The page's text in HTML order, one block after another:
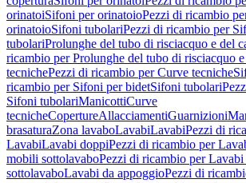
orinatoiSifoni per orinatoioPezzi di ricambio
orinatoioSifoni tubolariPezzi di ricambio per
tubolariProlunghe del tubo di risciacquo e del
ricambio per Prolunghe del tubo di risciacquo
tecnichePezzi di ricambio per Curve tecniche
ricambio per Sifoni per bidetSifoni tubolari
Sifoni tubolariManicottiCurve
tecnicheCopertureAllacciamentiGuarnizioni
brasaturaZona lavaboLavabiLavabiPezzi di
LavabiLavabi doppiPezzi di ricambio per
mobili sottolavaboPezzi di ricambio per
sottolavaboLavabi da appoggioPezzi di